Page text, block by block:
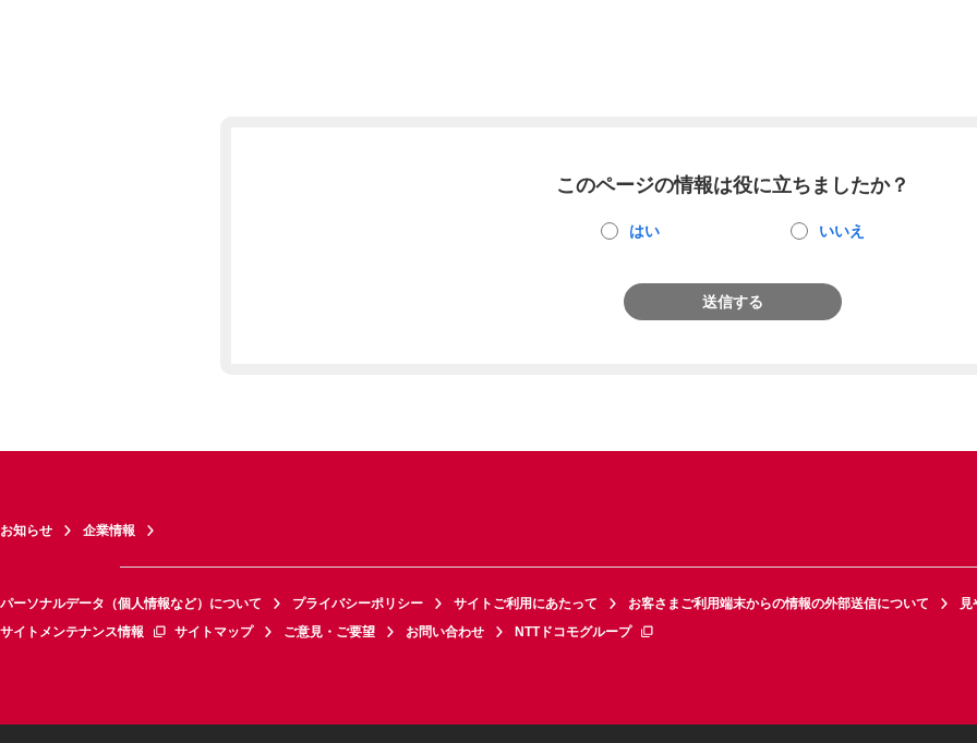
このページの情報は役に立ちましたか？
はい いいえ
送信する
お知らせ 企業情報
パーソナルデータ（個人情報など）について プライバシーポリシー サイトご利用にあたって お客さまご利用端末からの情報の外部送信について
見
サイトメンテナンス情報
サイトマップ ご意見・ご要望 お問い合わせ NTTドコモグループ